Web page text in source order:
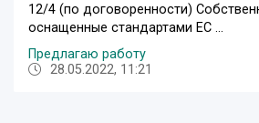
12/4 (по договоренности)
оснащенные стандартами ЕС ...
Предлагаю работу
28.05.2022, 11:21